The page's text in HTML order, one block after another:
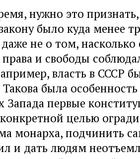
нужно это
было куда менее
не о том, насколько
и свободы
власть в СССР
была
Запада первые
целью
монарха, подчинить
и дать людям